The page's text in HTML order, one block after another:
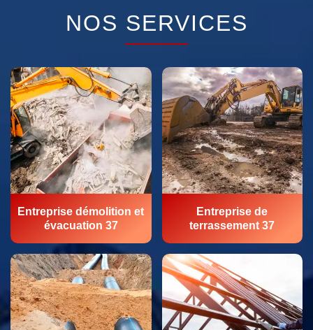
NOS SERVICES
Entreprise démolition et
évacuation 37
Entreprise de
terrassement 37